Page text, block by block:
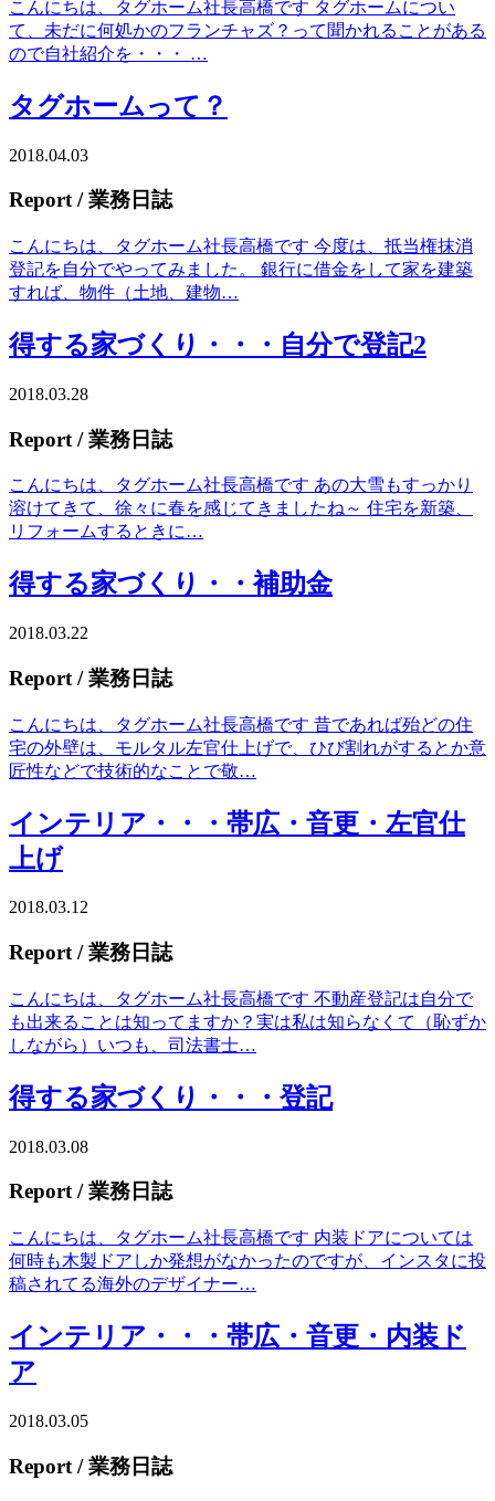
こんにちは、タグホーム社長高橋です タグホームについ
て、未だに何処かのフランチャズ？って聞かれることがある
ので自社紹介を・・・ …
タグホームって？
2018.04.03
Report/ 業務日誌
こんにちは、タグホーム社長高橋です 今度は、抵当権抹消
登記を自分でやってみました。 銀行に借金をして家を建築
すれば、物件（土地、建物…
得する家づくり・・・自分で登記2
2018.03.28
Report / 業務日誌
こんにちは、タグホーム社長高橋です あの大雪もすっかり
溶けてきて、徐々に春を感じてきましたね～ 住宅を新築、
リフォームするときに…
得する家づくり・・補助金
2018.03.22
Report / 業務日誌
こんにちは、タグホーム社長高橋です 昔であれば殆どの住
宅の外壁は、モルタル左官仕上げで、ひび割れがするとか意
匠性などで技術的なことで敬…
インテリア・・・帯広・音更・左官仕
上げ
2018.03.12
Report / 業務日誌
こんにちは、タグホーム社長高橋です 不動産登記は自分で
も出来ることは知ってますか？実は私は知らなくて（恥ずか
しながら）いつも、司法書士…
得する家づくり・・・登記
2018.03.08
Report/ 業務日誌
こんにちは、タグホーム社長高橋です 内装ドアについては
何時も木製ドアしか発想がなかったのですが、インスタに投
稿されてる海外のデザイナー…
インテリア・・・帯広・音更・内装ド
ア
2018.03.05
Report / 業務日誌